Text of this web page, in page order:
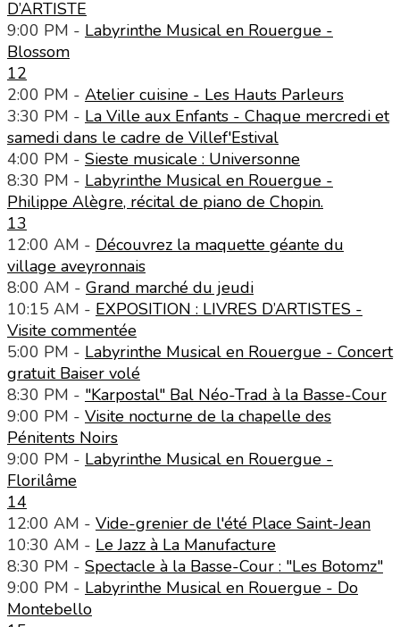
D’ARTISTE
9:00 PM - Labyrinthe Musical en Rouergue -
Blossom
12
2:00 PM - Atelier cuisine - Les Hauts Parleurs
3:30 PM - La Ville aux Enfants - Chaque mercredi et
samedi dans le cadre de Villef'Estival
4:00 PM - Sieste musicale : Universonne
8:30 PM - Labyrinthe Musical en Rouergue -
Philippe Alègre, récital de piano de Chopin.
13
12:00 AM - Découvrez la maquette géante du
village aveyronnais
8:00 AM - Grand marché du jeudi
10:15 AM - EXPOSITION : LIVRES D’ARTISTES -
Visite commentée
5:00 PM - Labyrinthe Musical en Rouergue - Concert
gratuit Baiser volé
8:30 PM - "Karpostal" Bal Néo-Trad à la Basse-Cour
9:00 PM - Visite nocturne de la chapelle des
Pénitents Noirs
9:00 PM - Labyrinthe Musical en Rouergue -
Florilâme
14
12:00 AM - Vide-grenier de l'été Place Saint-Jean
10:30 AM - Le Jazz à La Manufacture
8:30 PM - Spectacle à la Basse-Cour : "Les Botomz"
9:00 PM - Labyrinthe Musical en Rouergue - Do
Montebello